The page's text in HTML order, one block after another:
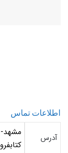
اطلاعات تماس
آدرس
مشهد-